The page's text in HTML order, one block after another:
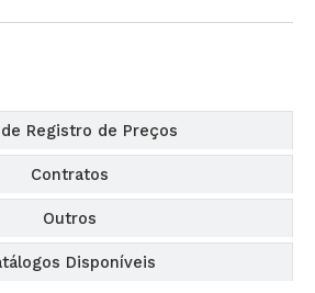
Registro de Preços
Contratos
Outros
Disponíveis